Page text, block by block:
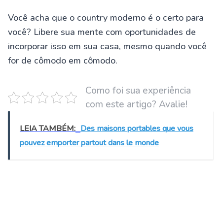
Você acha que o country moderno é o certo para
você? Libere sua mente com oportunidades de
incorporar isso em sua casa, mesmo quando você
for de cômodo em cômodo.
Como foi sua experiência
com este artigo? Avalie!
LEIA TAMBÉM: Des maisons portables que vous
pouvez emporter partout dans le monde